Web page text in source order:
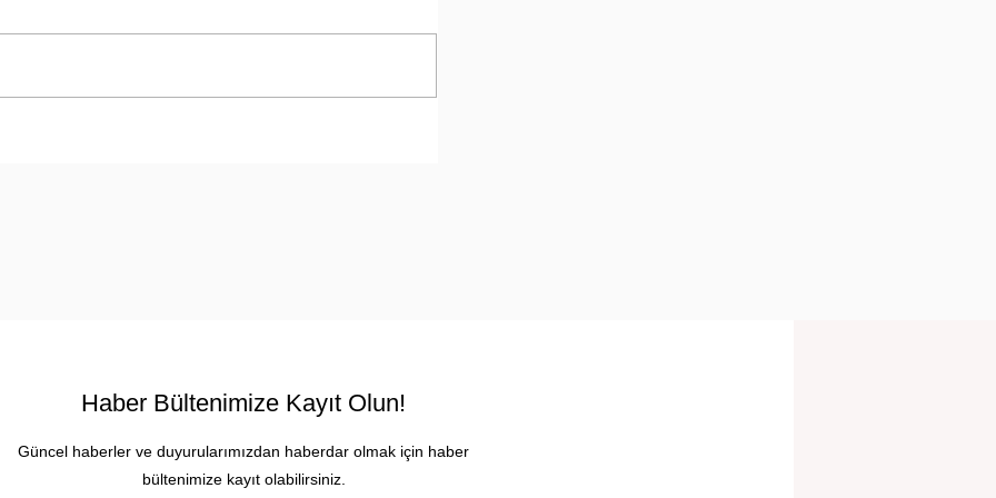
Haber Bültenimize Kayıt Olun!
Güncel haberler ve duyurularımızdan haberdar olmak için haber
bültenimize kayıt olabilirsiniz.